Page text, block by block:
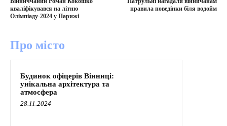
кваліфікувався на літню
Олімпіаду-2024 у Парижі
правила поведінки біля водойм
Про місто
Будинок офіцерів Вінниці:
унікальна архітектура та
атмосфера
28.11.2024